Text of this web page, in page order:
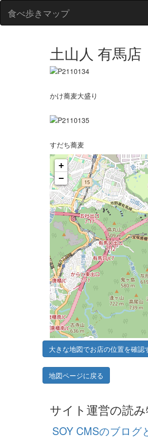
食べ歩きマップ
土山人 有馬店
かけ蕎麦大盛り
すだち蕎麦
+
−
大きな地図でお店の位置を確認
地図ページに戻る
サイト運営の読
SOY CMSのブログ